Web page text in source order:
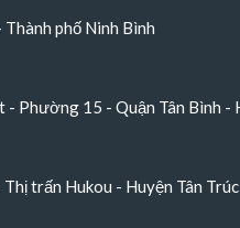
phố Ninh Bình
Phường 15 - Quận Tân Bình -
trấn Hukou - Huyện Tân